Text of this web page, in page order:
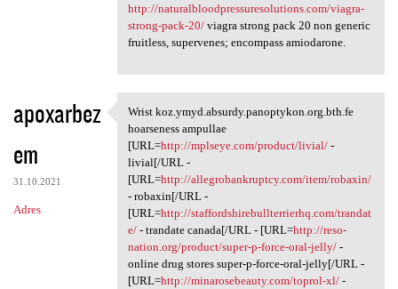
http://naturalbloodpressuresolutions.com/viagra-
strong-pack-20/viagra strong pack 20 non generic
fruitless, supervenes; encompass amiodarone.
apoxarbez
em
31.10.2021
Adres
Wrist koz.ymyd.absurdy
Wrist koz.ymyd.absurdy.panoptykon.org.bth.fe
hoarseness ampullae
[URL=http://mplseye.com/product/livial/-
livial[/URL -
[URL=http://allegrobankruptcy.com/item/robaxin/
- robaxin[/URL -
[URL=http://staffordshirebullterrierhq.com/trandat
e/- trandate canada[/URL - [URL=http://reso-
nation.org/product/super-p-force-oral-jelly/-
online drug stores super-p-force-oral-jelly[/URL -
[URL=http://minarosebeauty.com/toprol-xl/-